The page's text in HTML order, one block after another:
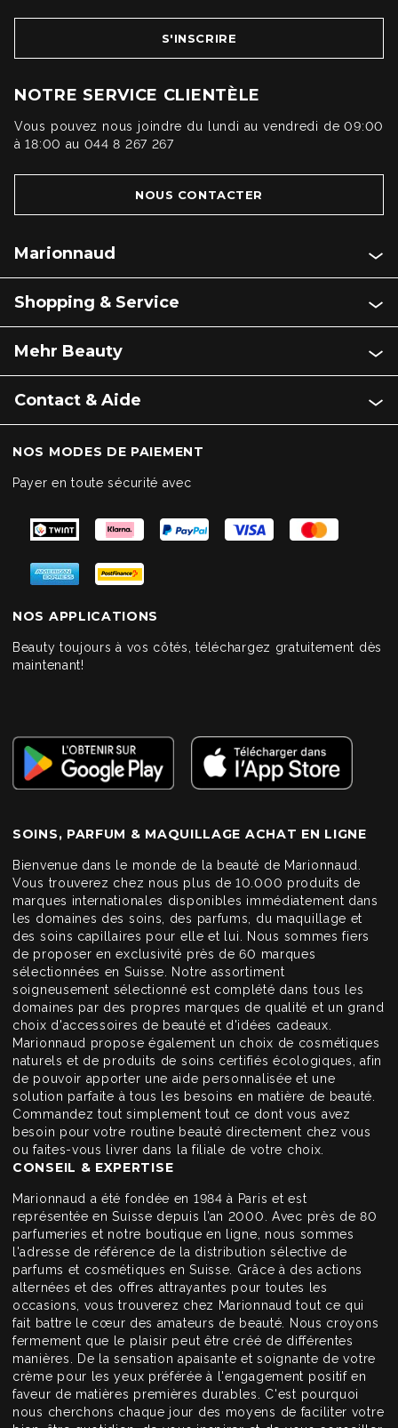
S'INSCRIRE
NOTRE SERVICE CLIENTÈLE
Vous pouvez nous joindre du lundi au vendredi de 09:00
à 18:00 au 044 8 267 267
NOUS CONTACTER
Marionnaud
Shopping & Service
Mehr Beauty
Contact & Aide
NOS MODES DE PAIEMENT
Payer en toute sécurité avec
NOS APPLICATIONS
Beauty toujours à vos côtés, téléchargez gratuitement dès
maintenant!
SOINS, PARFUM & MAQUILLAGE ACHAT EN LIGNE
Bienvenue dans le monde de la beauté de Marionnaud.
Vous trouverez chez nous plus de 10.000 produits de
marques internationales disponibles immédiatement dans
les domaines des soins, des parfums, du maquillage et
des soins capillaires pour elle et lui. Nous sommes fiers
de proposer en exclusivité près de 60 marques
sélectionnées en Suisse. Notre assortiment
soigneusement sélectionné est complété dans tous les
domaines par des propres marques de qualité et un grand
choix d'accessoires de beauté et d'idées cadeaux.
Marionnaud propose également un choix de cosmétiques
naturels et de produits de soins certifiés écologiques, afin
de pouvoir apporter une aide personnalisée et une
solution parfaite à tous les besoins en matière de beauté.
Commandez tout simplement tout ce dont vous avez
besoin pour votre routine beauté directement chez vous
ou faites-vous livrer dans la filiale de votre choix.
CONSEIL & EXPERTISE
Marionnaud a été fondée en 1984 à Paris et est
représentée en Suisse depuis l’an 2000. Avec près de 80
parfumeries et notre boutique en ligne, nous sommes
l'adresse de référence de la distribution sélective de
parfums et cosmétiques en Suisse. Grâce à des actions
alternées et des offres attrayantes pour toutes les
occasions, vous trouverez chez Marionnaud tout ce qui
fait battre le cœur des amateurs de beauté. Nous croyons
fermement que le plaisir peut être créé de différentes
manières. De la sensation apaisante et soignante de votre
crème pour les yeux préférée à l'engagement positif en
faveur de matières premières durables. C'est pourquoi
nous cherchons chaque jour des moyens de faciliter votre